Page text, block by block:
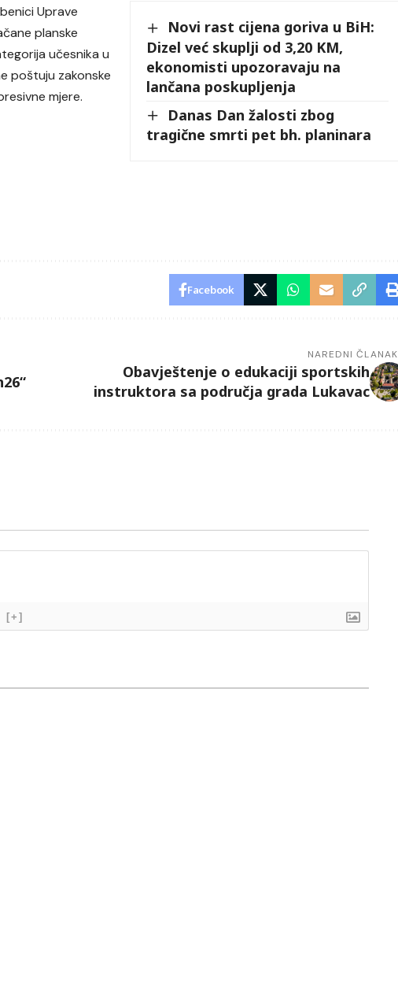
Novi rast cijena goriva u BiH:
Dizel već skuplji od 3,20 KM,
ekonomisti upozoravaju na
lančana poskupljenja
Danas Dan žalosti zbog
tragične smrti pet bh. planinara
Uprave
planske
učesnika u
poštuju zakonske
mjere.
Facebook
NAREDNI ČLANAK
Obavještenje o edukaciji sportskih
instruktora sa područja grada Lukavac
[+]